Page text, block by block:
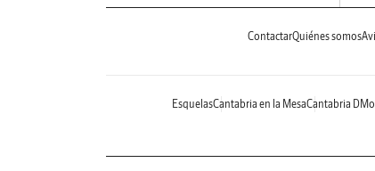
ContactarQuiénes somos
EsquelasCantabria en la MesaCantabria